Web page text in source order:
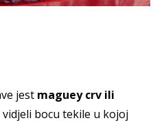
jest maguey crv ili
bocu tekile u kojoj